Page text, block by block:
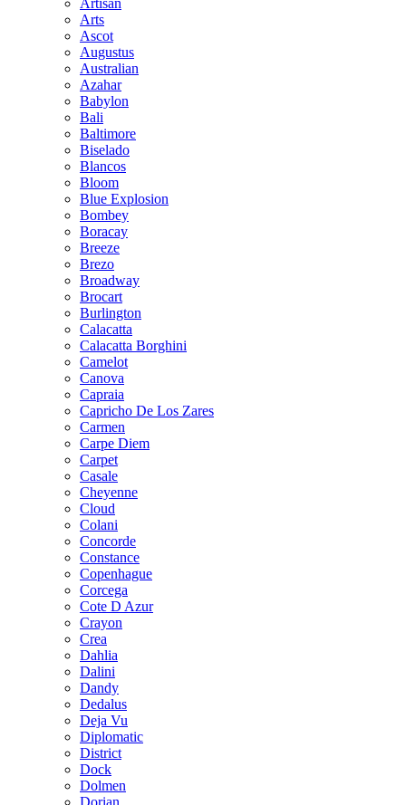
Artisan
Arts
Ascot
Augustus
Australian
Azahar
Babylon
Bali
Baltimore
Biselado
Blancos
Bloom
Blue Explosion
Bombey
Boracay
Breeze
Brezo
Broadway
Brocart
Burlington
Calacatta
Calacatta Borghini
Camelot
Canova
Capraia
Capricho De Los Zares
Carmen
Carpe Diem
Carpet
Casale
Cheyenne
Cloud
Colani
Concorde
Constance
Copenhague
Corcega
Cote D Azur
Crayon
Crea
Dahlia
Dalini
Dandy
Dedalus
Deja Vu
Diplomatic
District
Dock
Dolmen